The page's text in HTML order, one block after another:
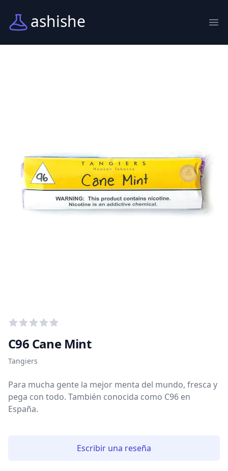
ashishe
C96 Cane Mint
Información del tabaco
Tangiers
Puntuación media
Para mucha gente la mejor menta del mundo, fresca y
pega con todo. También conocida como C96 en
España.
Escribir una reseña